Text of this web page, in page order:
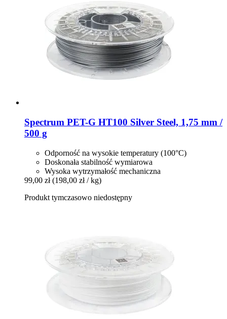
Spectrum PET-​G HT100 Silver Steel, 1,75 mm /
500 g
Odporność na wysokie temperatury (100°C)
Doskonała stabilność wymiarowa
Wysoka wytrzymałość mechaniczna
99,00 zł (198,00 zł / kg)
Produkt tymczasowo niedostępny